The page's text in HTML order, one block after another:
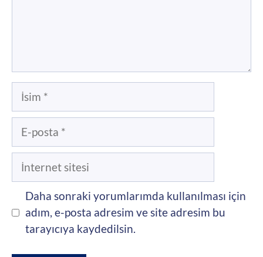
İsim
posta
İnternet
Daha sonraki yorumlarımda kullanılması için
adım, e-posta adresim ve site adresim bu
tarayıcıya kaydedilsin.